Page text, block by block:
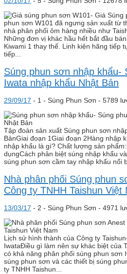
phun sơn W101 đã ngưng sản xuất từ
nhà phân phối ôm hàng nhiều như
Những đơn vị khác hầu hết bắt đầu
Kiwami 1 thay thế. Linh kiện hãng tiếp
tiếp...
Súng phun sơn nhập khẩu-
Iwata nhập khẩu Nhật Bản
29/09/17 - 1 - Súng Phun Sơn - 5789
Tập đoàn sản xuất Súng phun sơn
BảnGiai đoạn 1Giai đoạn 2Hàng nhập
nhập khẩu là gì? Chất lượng sản
dụngCách phân biệt súng nhập khẩu
súng phun sơn cầm tay nhập khẩu nổi
Nhà phân phối Súng phun
Công ty TNHH Taishun Việt
13/03/17 - 2 - Súng Phun Sơn - 4971
Lịch sử hình thành của Công ty
IwataĐiều gì làm nên sự khác biệt của
có khả năng phân phối súng phun sơn
súng phun sơn và các thiết bị súng
ty TNHH Taishun...